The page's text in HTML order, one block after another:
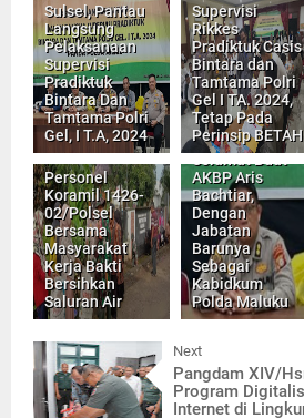
Sulsel, Pantau
Langsung
Pelaksanaan
Supervisi
Pradiktuk
Bintara Dan
Tamtama Polri
Gel, I T.A, 2024
Supervisi
Rikkes
Pradiktuk Casis
Bintara dan
Tamtama Polri
Gel I TA. 2024,
Tetap Pada
Perinsip BETAH
Personel
Koramil 1426-
02/Polsel
Bersama
Masyarakat
Kerja Bakti
Bersihkan
Saluran Air
Pimpred
SPIRITNEWS,
Ucapkan
AKBP Aris
Bachtiar,
Dengan
Jabatan
Barunya
Sebagai
Kabidkum
Polda Maluku
Next
Pangdam XIV/
Program
Internet di